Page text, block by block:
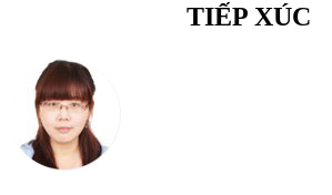
TIẾP XÚC